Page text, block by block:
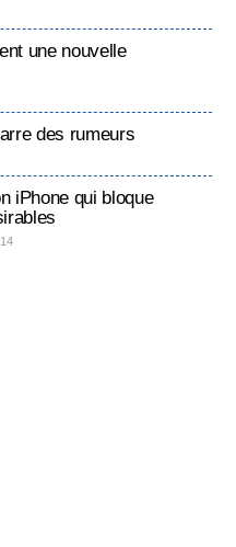
une nouvelle
des rumeurs
iPhone qui bloque